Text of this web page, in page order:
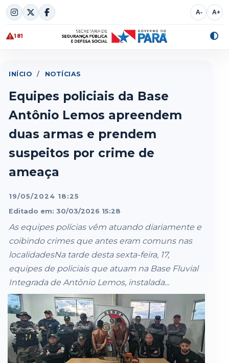
Skip
to
content
A- A+
181
INÍCIO / NOTÍCIAS
Equipes policiais da Base
Antônio Lemos apreendem
duas armas e prendem
suspeitos por crime de
ameaça
19/05/2024 18:25
Editado em: 30/03/2026 15:28
As equipes polícias vêm atuando diariamente e
coibindo crimes que antes eram comuns nas
localidadesNa tarde desta sexta-feira, 17,
equipes de policiais que atuam na Base Fluvial
Integrada de Antônio Lemos, instalada...